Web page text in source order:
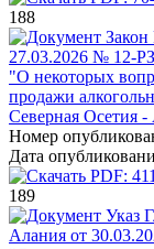
188
27.03.2026 № 12-РЗ
"О некоторых
продажи
Северная Осетия
Номер
Дата
PDF:
189
Указ
Алания от